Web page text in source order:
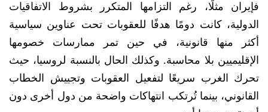
فإيران مثلًا، رغم التزامها المتكرر بشروط الاتفاقيات
الدولية، كانت دومًا هدفًا للعقوبات تحت عناوين سياسية
أكثر منها قانونية، في حين تمر ممارسات خصومها
الإقليميين بلا محاسبة. وكذلك الحال بالنسبة لروسيا، حيث
تحرك الغرب سريعًا لتفعيل العقوبات وتجييش الخطاب
القانوني، بينما تُرتكب انتهاكات واضحة من دول أخرى دون